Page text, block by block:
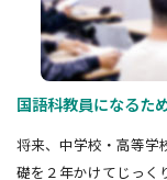
国語科教員になるた
将来、中学校・高等学
礎を２年かけてじっく